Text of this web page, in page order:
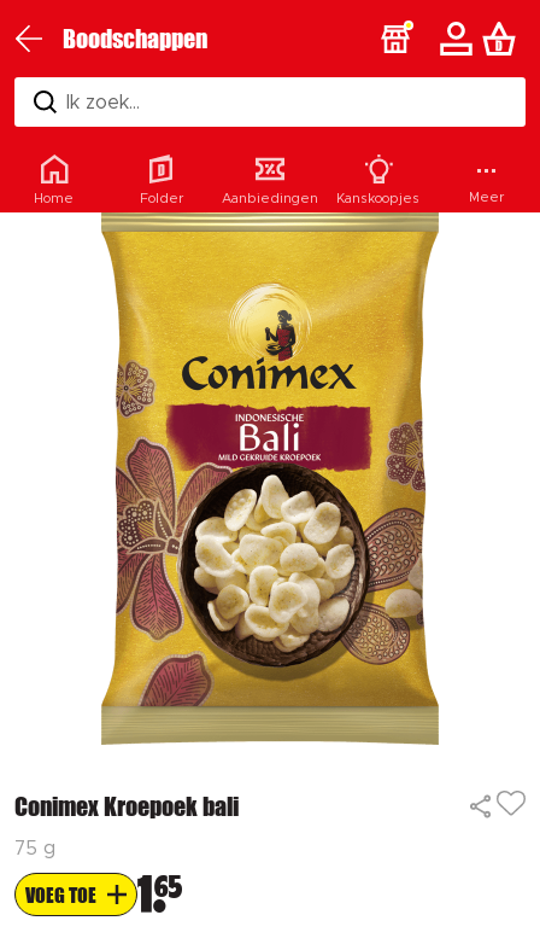
Boodschappen
Ik zoek...
Conimex Kroepoek bali
75 g
VOEG TOE 1 65
Home Folder Aanbiedingen Kanskoopjes Meer